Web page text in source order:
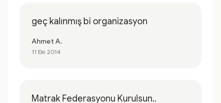
geç kalınmış bi organizasyon
Ahmet A.
11 Eki 2014
Matrak Federasyonu Kurulsun..